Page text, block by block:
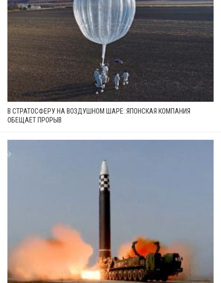
В СТРАТОСФЕРУ НА ВОЗДУШНОМ ШАРЕ: ЯПОНСКАЯ КОМПАНИЯ
ОБЕЩАЕТ ПРОРЫВ